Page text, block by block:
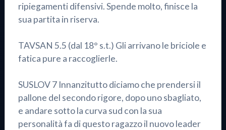
ripiegamenti difensivi. Spende molto, finisce la
sua partita in riserva.
TAVSAN 5.5 (dal 18° s.t.) Gli arrivano le briciole e
fatica pure a raccoglierle.
SUSLOV 7 Innanzitutto diciamo che prendersi il
pallone del secondo rigore, dopo uno sbagliato,
e andare sotto la curva sud con la sua
personalità fa di questo ragazzo il nuovo leader